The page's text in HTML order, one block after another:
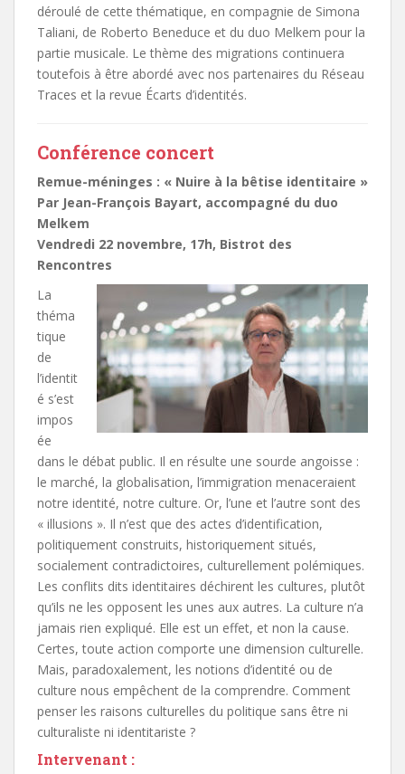
déroulé de cette thématique, en compagnie de Simona
Taliani, de Roberto Beneduce et du duo Melkem pour la
partie musicale. Le thème des migrations continuera
toutefois à être abordé avec nos partenaires du Réseau
Traces et la revue Écarts d’identités.
Conférence concert
Remue-méninges : « Nuire à la bêtise identitaire »
Par Jean-François Bayart, accompagné du duo
Melkem
Vendredi 22 novembre, 17h, Bistrot des
Rencontres
La
théma
tique
de
l’identit
é s’est
impos
ée
dans le débat public. Il en résulte une sourde angoisse :
le marché, la globalisation, l’immigration menaceraient
notre identité, notre culture. Or, l’une et l’autre sont des
« illusions ». Il n’est que des actes d’identification,
politiquement construits, historiquement situés,
socialement contradictoires, culturellement polémiques.
Les conflits dits identitaires déchirent les cultures, plutôt
qu’ils ne les opposent les unes aux autres. La culture n’a
jamais rien expliqué. Elle est un effet, et non la cause.
Certes, toute action comporte une dimension culturelle.
Mais, paradoxalement, les notions d’identité ou de
culture nous empêchent de la comprendre. Comment
penser les raisons culturelles du politique sans être ni
culturaliste ni identitariste ?
Intervenant :